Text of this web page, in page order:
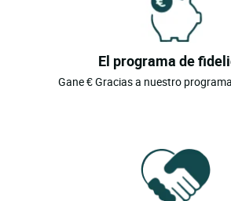
El programa de
Gane € Gracias a nuestro